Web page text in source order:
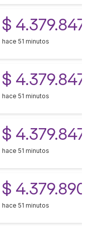
$ 4.379.847
hace 51 minutos
$ 4.379.847
hace 51 minutos
$ 4.379.847
hace 51 minutos
$ 4.379.890
hace 51 minutos